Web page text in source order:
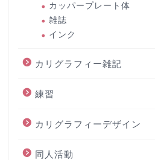
カッパープレート体
雑誌
インク
カリグラフィー雑記
練習
カリグラフィーデザイン
同人活動